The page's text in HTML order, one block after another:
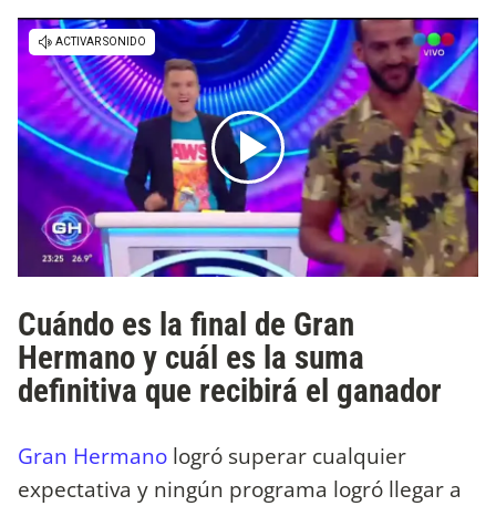
Cuándo es la final de Gran
Hermano y cuál es la suma
definitiva que recibirá el ganador
Gran Hermano logró superar cualquier
expectativa y ningún programa logró llegar a